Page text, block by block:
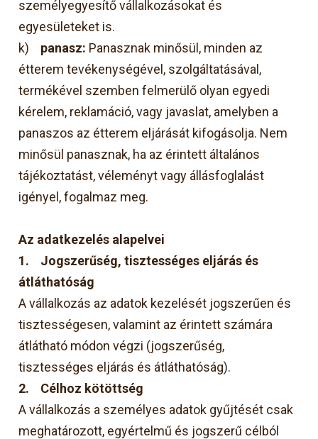
személyegyesítő vállalkozásokat és
egyesületeket is.
k) panasz: Panasznak minősül, minden az
étterem tevékenységével, szolgáltatásával,
termékével szemben felmerülő olyan egyedi
kérelem, reklamáció, vagy javaslat, amelyben a
panaszos az étterem eljárását kifogásolja. Nem
minősül panasznak, ha az érintett általános
tájékoztatást, véleményt vagy állásfoglalást
igényel, fogalmaz meg.
Az adatkezelés alapelvei
1. Jogszerűség, tisztességes eljárás és
átláthatóság
A vállalkozás az adatok kezelését jogszerűen és
tisztességesen, valamint az érintett számára
átlátható módon végzi (jogszerűség,
tisztességes eljárás és átláthatóság).
2. Célhoz kötöttség
A vállalkozás a személyes adatok gyűjtését csak
meghatározott, egyértelmű és jogszerű célból